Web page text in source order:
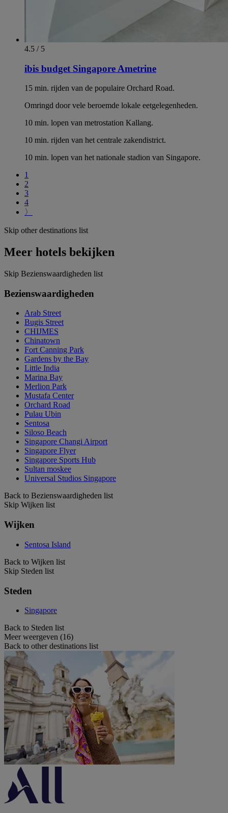
4.5 / 5
ibis budget Singapore Ametrine
15 min. rijden van de populaire Orchard Road.
Omringd door vele beroemde lokale eetgelegenheden.
10 min. lopen van metrostation Kallang.
10 min. rijden van het centrale zakendistrict.
10 min. lopen van het nationale stadion van Singapore.
1
2
3
4
〉
Skip other destinations list
Meer hotels bekijken
Skip Bezienswaardigheden list
Bezienswaardigheden
Arab Street
Bugis Street
CHIJMES
Chinatown
Fort Canning Park
Gardens by the Bay
Little India
Marina Bay
Merlion Park
Mustafa Center
Orchard Road
Pulau Ubin
Sentosa
Siloso Beach
Singapore Changi Airport
Singapore Flyer
Singapore Sports Hub
Sultan moskee
Universal Studios Singapore
Back to Bezienswaardigheden list
Skip Wijken list
Wijken
Sentosa Island
Back to Wijken list
Skip Steden list
Steden
Singapore
Back to Steden list
Meer weergeven (16)
Back to other destinations list